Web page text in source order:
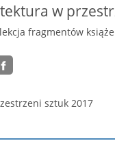
w
fragmentów
sztuk 2017